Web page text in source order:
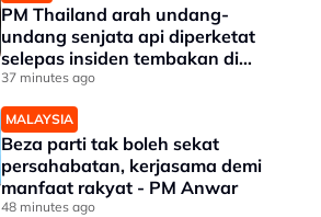
PM Thailand arah undang-
undang senjata api diperketat
selepas insiden tembakan di
sekolah
37 minutes ago
MALAYSIA
Beza parti tak boleh sekat
persahabatan, kerjasama demi
manfaat rakyat - PM Anwar
48 minutes ago